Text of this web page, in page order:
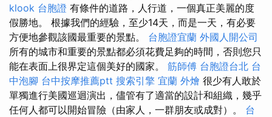
klook 台胞證 有條件的道路，人行道，一個真正美麗的度
假勝地。 根據我們的經驗，至少14天，而是一天，有必要
方便地參觀該國最重要的景點。 台胞證宜蘭 外國人開公司
所有的城市和重要的景點都必須花費足夠的時間，否則您只
能在表面上很界定這個美好的國家。 筋師傅 台胞證台北 台
中泡腳 台中按摩推薦ptt 搜索引擎 宜蘭 外燴 很少有人敢於
單獨進行美國巡迴演出，儘管有了適當的設計和組織，幾乎
任何人都可以開始冒險（由家人，一群朋友或成對）。 台